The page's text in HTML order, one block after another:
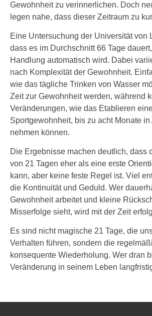
Gewohnheit zu verinnerlichen. Doch
legen nahe, dass dieser Zeitraum zu
Eine Untersuchung der Universität von
dass es im Durchschnitt 66 Tage
Handlung automatisch wird. Dabei
nach Komplexität der Gewohnheit.
wie das tägliche Trinken von Wasser
Zeit zur Gewohnheit werden, während
Veränderungen, wie das Etablieren
Sportgewohnheit, bis zu acht Monate in
nehmen können.
Die Ergebnisse machen deutlich, dass
von 21 Tagen eher als eine erste
kann, aber keine feste Regel ist. Viel
die Kontinuität und Geduld. Wer
Gewohnheit arbeitet und kleine
Misserfolge sieht, wird mit der Zeit
Es sind nicht magische 21 Tage, die
Verhalten führen, sondern die
konsequente Wiederholung. Wer dran
Veränderung in seinem Leben